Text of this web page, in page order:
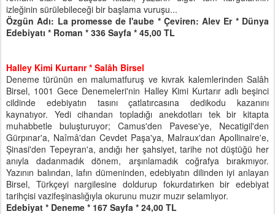
izleğinin sürülebileceği bir başlama vuruşu...
Özgün Adı: La promesse de I'aube * Çeviren: Alev Er * Dünya
Edebiyatı * Roman * 336 Sayfa * 45,00 TL
Halley Kimi Kurtarır * Salâh Birsel
Deneme türünün en malumatfuruş ve kıvrak kalemlerinden Salâh
Birsel, 1001 Gece Denemeleri'nin Halley Kimi Kurtarır adlı beşinci
cildinde edebiyatın tasını çatlatırcasına dedikodu kazanını
kaynatıyor. Yedi cihandan topladığı anekdotları tek bir kitapta
muhabbetle buluşturuyor; Camus'den Pavese'ye, Necatigil'den
Gürpınar'a, Naîmâ'dan Cevdet Paşa'ya, Malraux'dan Apollinaire'e,
Şinasi'den Tepeyran'a, andığı her şahsiyet, tarihe not düştüğü her
anıyla dadanmadık dönem, arşınlamadık coğrafya bırakmıyor.
Yazının balından, lafın dümeninden, edebiyatın dilinden iyi anlayan
Birsel, Türkçeyi nargilesine doldurup fokurdatırken bir edebiyat
tarihçisi vazifeşinaslığıyla okurunu muzır muzır selamlıyor.
Edebiyat * Deneme * 167 Sayfa * 24,00 TL